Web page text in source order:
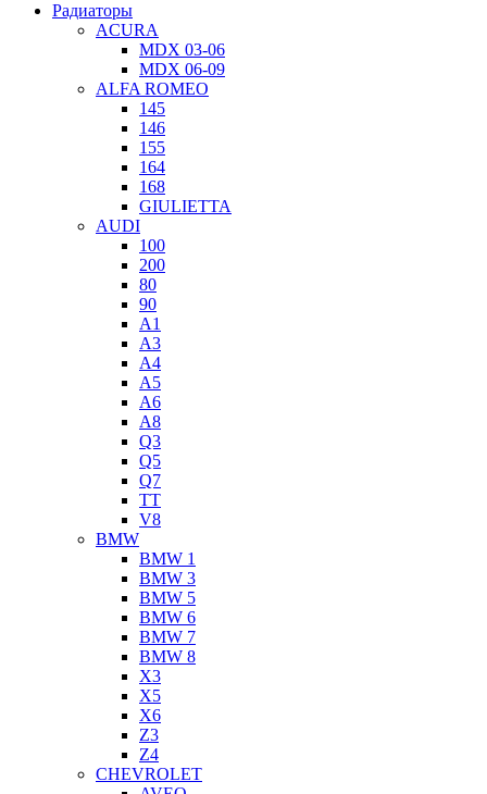
Радиаторы
ACURA
MDX 03-06
MDX 06-09
ALFA ROMEO
145
146
155
164
168
GIULIETTA
AUDI
100
200
80
90
A1
A3
A4
A5
A6
A8
Q3
Q5
Q7
TT
V8
BMW
BMW 1
BMW 3
BMW 5
BMW 6
BMW 7
BMW 8
X3
X5
X6
Z3
Z4
CHEVROLET